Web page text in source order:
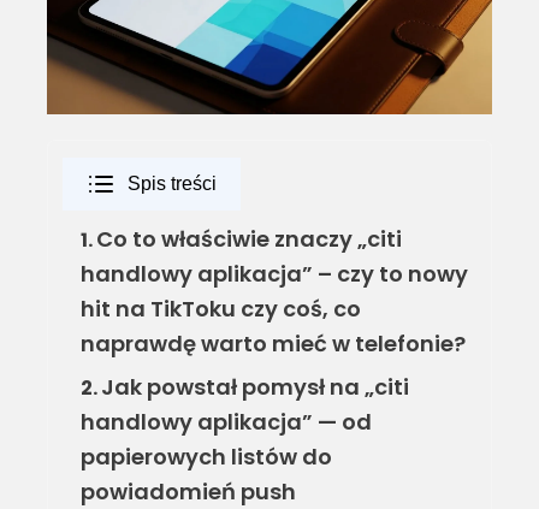
Spis treści
1.Co to właściwie znaczy „citi
handlowy aplikacja” – czy to nowy
hit na TikToku czy coś, co
naprawdę warto mieć w telefonie?
2.Jak powstał pomysł na „citi
handlowy aplikacja” — od
papierowych listów do
powiadomień push